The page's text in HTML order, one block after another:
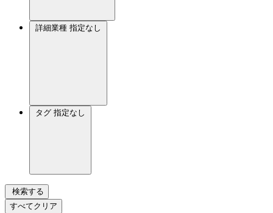
詳細業種 指定なし
タグ 指定なし
検索する
すべてクリア